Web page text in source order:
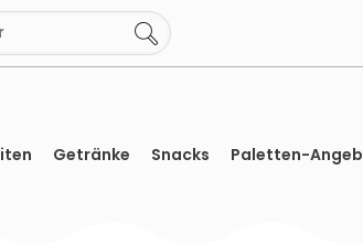
Getränke Snacks Paletten-